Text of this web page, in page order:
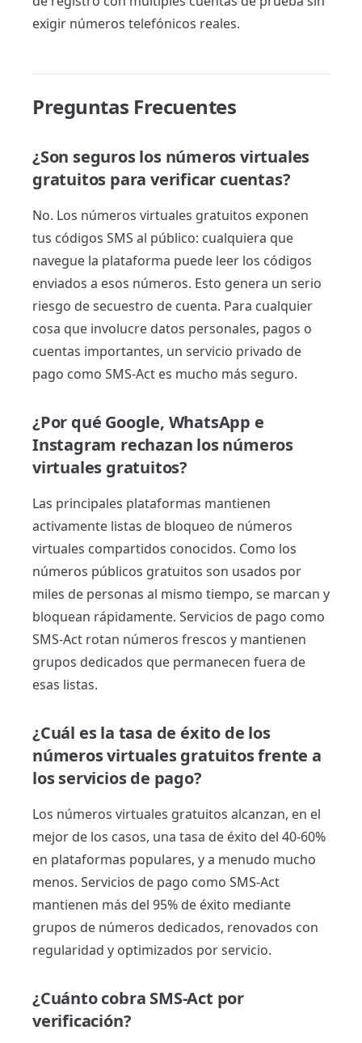
exigir números telefónicos reales.
Preguntas Frecuentes
¿Son seguros los números virtuales
gratuitos para verificar cuentas?
No. Los números virtuales gratuitos exponen
tus códigos SMS al público: cualquiera que
navegue la plataforma puede leer los códigos
enviados a esos números. Esto genera un serio
riesgo de secuestro de cuenta. Para cualquier
cosa que involucre datos personales, pagos o
cuentas importantes, un servicio privado de
pago como SMS-Act es mucho más seguro.
¿Por qué Google, WhatsApp e
Instagram rechazan los números
virtuales gratuitos?
Las principales plataformas mantienen
activamente listas de bloqueo de números
virtuales compartidos conocidos. Como los
números públicos gratuitos son usados por
miles de personas al mismo tiempo, se marcan y
bloquean rápidamente. Servicios de pago como
SMS-Act rotan números frescos y mantienen
grupos dedicados que permanecen fuera de
esas listas.
¿Cuál es la tasa de éxito de los
números virtuales gratuitos frente a
los servicios de pago?
Los números virtuales gratuitos alcanzan, en el
mejor de los casos, una tasa de éxito del 40-60%
en plataformas populares, y a menudo mucho
menos. Servicios de pago como SMS-Act
mantienen más del 95% de éxito mediante
grupos de números dedicados, renovados con
regularidad y optimizados por servicio.
¿Cuánto cobra SMS-Act por
verificación?